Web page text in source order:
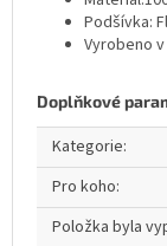
Podšívka:
Vyrobeno v
Doplňkové
Kategorie:
Pro koho:
Položka byla